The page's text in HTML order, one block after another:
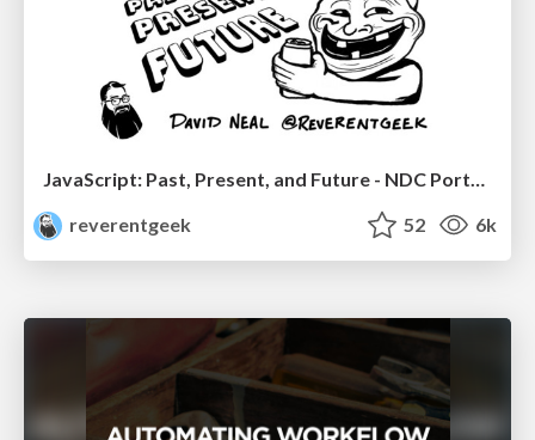
JavaScript: Past, Present, and Future - NDC Porto 2020
reverentgeek
52 6k